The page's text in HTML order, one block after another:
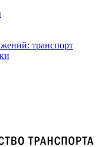
транспорт